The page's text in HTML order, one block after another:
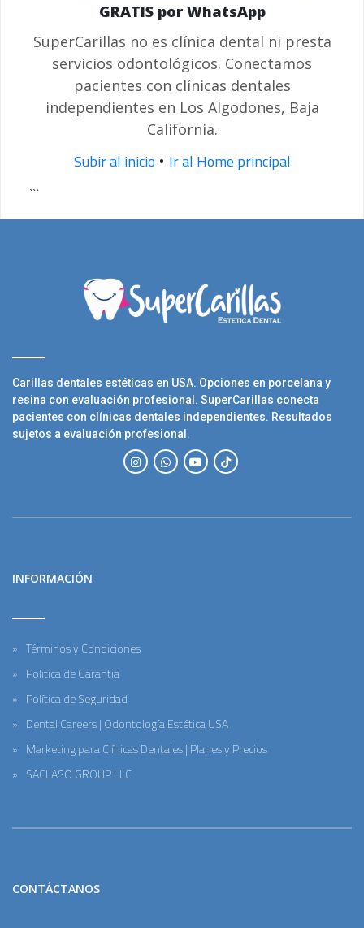
GRATIS por WhatsApp
SuperCarillas no es clínica dental ni presta
servicios odontológicos. Conectamos
pacientes con clínicas dentales
independientes en Los Algodones, Baja
California.
Subir al inicio • Ir al Home principal
```
Carillas dentales estéticas en USA. Opciones en porcelana y
resina con evaluación profesional. SuperCarillas conecta
pacientes con clínicas dentales independientes. Resultados
sujetos a evaluación profesional.
INFORMACIÓN
Términos y Condiciones
Politica de Garantia
Política de Seguridad
Dental Careers | Odontología Estética USA
Marketing para Clínicas Dentales | Planes y Precios
SACLASO GROUP LLC
CONTÁCTANOS